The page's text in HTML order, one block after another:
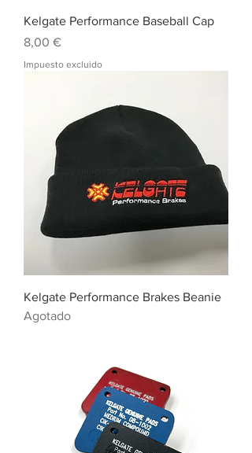
Kelgate Performance Baseball Cap
Precio
8,00 €
Impuesto excluido
Kelgate Performance Brakes Beanie
Agotado